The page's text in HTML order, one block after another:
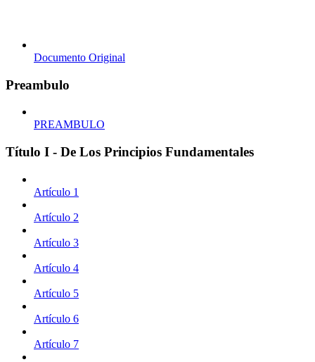
Documento Original
Preambulo
PREAMBULO
Título I - De Los Principios Fundamentales
Artículo 1
Artículo 2
Artículo 3
Artículo 4
Artículo 5
Artículo 6
Artículo 7